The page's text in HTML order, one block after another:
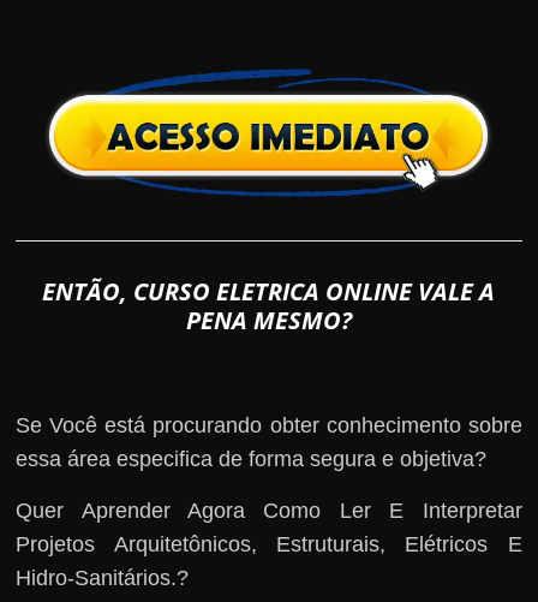
ENTÃO, CURSO ELETRICA ONLINE VALE A
PENA MESMO?
Se Você está procurando obter conhecimento sobre
essa área especifica de forma segura e objetiva?
Quer Aprender Agora Como Ler E Interpretar
Projetos Arquitetônicos, Estruturais, Elétricos E
Hidro-Sanitários.?